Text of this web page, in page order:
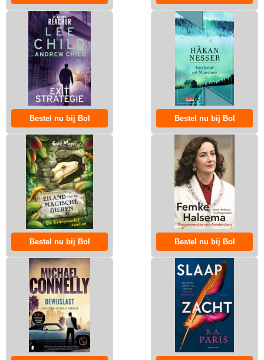
Bestel nu bij Bol Bestel nu bij Bol
Bestel nu bij Bol Bestel nu bij Bol